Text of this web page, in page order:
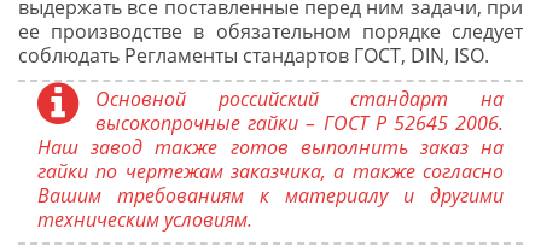
выдержать все поставленные перед ним задачи, при
ее производстве в обязательном порядке следует
соблюдать Регламенты стандартов ГОСТ, DIN, ISO.
Основной российский стандарт на
высокопрочные гайки – ГОСТ Р 52645 2006.
Наш завод также готов выполнить заказ на
гайки по чертежам заказчика, а также согласно
Вашим требованиям к материалу и другими
техническим условиям.